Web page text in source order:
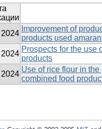
2024
Improvement of
products used
2024
Prospects for the use
products
2024
Use of rice flour in
combined food